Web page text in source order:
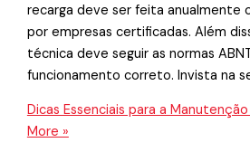
recarga deve ser feita anualmente
por empresas certificadas. Além
técnica deve seguir as normas
funcionamento correto. Invista na
Dicas Essenciais para a
More »